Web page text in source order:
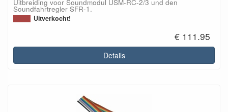
Uitbreiding voor Soundmodul USM-RC-2/3 und den
Soundfahrtregler SFR-1.
Uitverkocht!
€ 111.95
Details